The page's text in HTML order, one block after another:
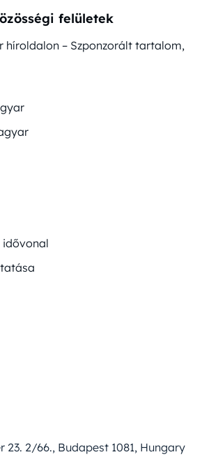
felületek
híroldalon – Szponzorált tartalom,
idővonal
2/66., Budapest 1081, Hungary